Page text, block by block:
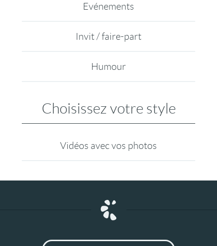
Evénements
Invit / faire-part
Humour
Choisissez votre style
Vidéos avec vos photos